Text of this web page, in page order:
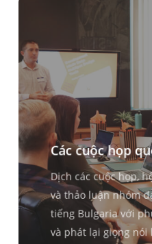
Các cuộc họp
Dịch các cuộc họp,
và thảo luận nhóm
tiếng Bulgaria với
và phát lại giọng nói